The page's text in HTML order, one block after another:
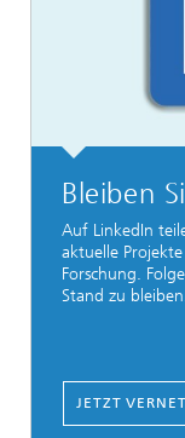
Bleiben
Auf LinkedIn
aktuelle
Forschung.
Stand zu
JETZT